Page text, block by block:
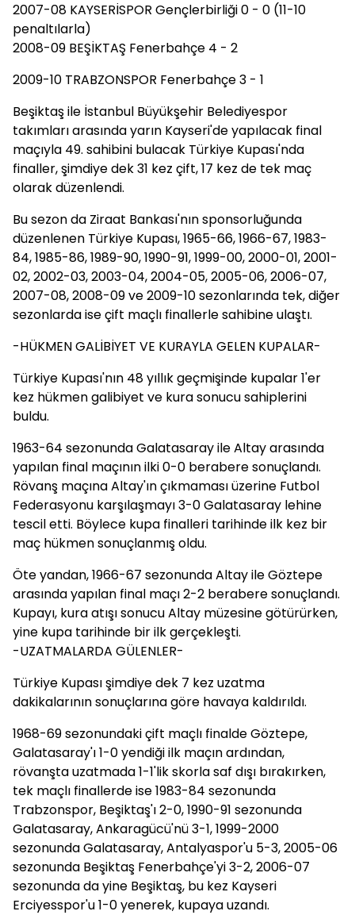
2007-08 KAYSERİSPOR Gençlerbirliği 0 - 0 (11-10
penaltılarla)
2008-09 BEŞİKTAŞ Fenerbahçe 4 - 2
2009-10 TRABZONSPOR Fenerbahçe 3 - 1
Beşiktaş ile İstanbul Büyükşehir Belediyespor
takımları arasında yarın Kayseri'de yapılacak final
maçıyla 49. sahibini bulacak Türkiye Kupası'nda
finaller, şimdiye dek 31 kez çift, 17 kez de tek maç
olarak düzenlendi.
Bu sezon da Ziraat Bankası'nın sponsorluğunda
düzenlenen Türkiye Kupası, 1965-66, 1966-67, 1983-
84, 1985-86, 1989-90, 1990-91, 1999-00, 2000-01, 2001-
02, 2002-03, 2003-04, 2004-05, 2005-06, 2006-07,
2007-08, 2008-09 ve 2009-10 sezonlarında tek, diğer
sezonlarda ise çift maçlı finallerle sahibine ulaştı.
-HÜKMEN GALİBİYET VE KURAYLA GELEN KUPALAR-
Türkiye Kupası'nın 48 yıllık geçmişinde kupalar 1'er
kez hükmen galibiyet ve kura sonucu sahiplerini
buldu.
1963-64 sezonunda Galatasaray ile Altay arasında
yapılan final maçının ilki 0-0 berabere sonuçlandı.
Rövanş maçına Altay'ın çıkmaması üzerine Futbol
Federasyonu karşılaşmayı 3-0 Galatasaray lehine
tescil etti. Böylece kupa finalleri tarihinde ilk kez bir
maç hükmen sonuçlanmış oldu.
Öte yandan, 1966-67 sezonunda Altay ile Göztepe
arasında yapılan final maçı 2-2 berabere sonuçlandı.
Kupayı, kura atışı sonucu Altay müzesine götürürken,
yine kupa tarihinde bir ilk gerçekleşti.
-UZATMALARDA GÜLENLER-
Türkiye Kupası şimdiye dek 7 kez uzatma
dakikalarının sonuçlarına göre havaya kaldırıldı.
1968-69 sezonundaki çift maçlı finalde Göztepe,
Galatasaray'ı 1-0 yendiği ilk maçın ardından,
rövanşta uzatmada 1-1'lik skorla saf dışı bırakırken,
tek maçlı finallerde ise 1983-84 sezonunda
Trabzonspor, Beşiktaş'ı 2-0, 1990-91 sezonunda
Galatasaray, Ankaragücü'nü 3-1, 1999-2000
sezonunda Galatasaray, Antalyaspor'u 5-3, 2005-06
sezonunda Beşiktaş Fenerbahçe'yi 3-2, 2006-07
sezonunda da yine Beşiktaş, bu kez Kayseri
Erciyesspor'u 1-0 yenerek, kupaya uzandı.